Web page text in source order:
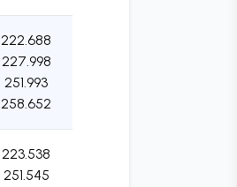
222.688
227.998
251.993
258.652
223.538
251.545